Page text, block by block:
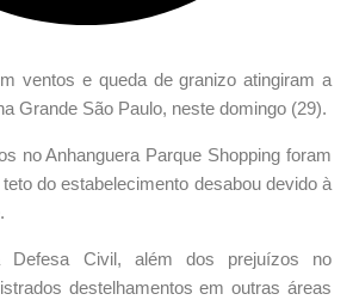
ventos e queda de granizo atingiram a
Grande São Paulo, neste domingo (29).
no Anhanguera Parque Shopping foram
do estabelecimento desabou devido à
Civil, além dos prejuízos no
destelhamentos em outras áreas